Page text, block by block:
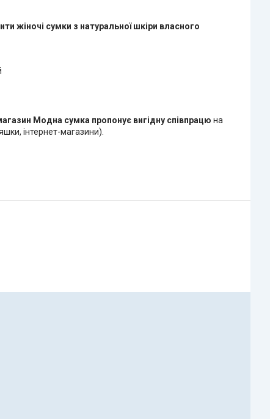
жіночі сумки з натуральної шкіри власного
Модна сумка пропонує вигідну співпрацю на
інтернет-магазини).